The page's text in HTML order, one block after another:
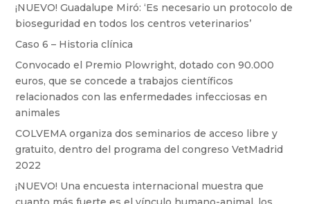
¡NUEVO! Guadalupe Miró: ‘Es necesario un protocolo de
bioseguridad en todos los centros veterinarios’
Caso 6 – Historia clínica
Convocado el Premio Plowright, dotado con 90.000
euros, que se concede a trabajos científicos
relacionados con las enfermedades infecciosas en
animales
COLVEMA organiza dos seminarios de acceso libre y
gratuito, dentro del programa del congreso VetMadrid
2022
¡NUEVO! Una encuesta internacional muestra que